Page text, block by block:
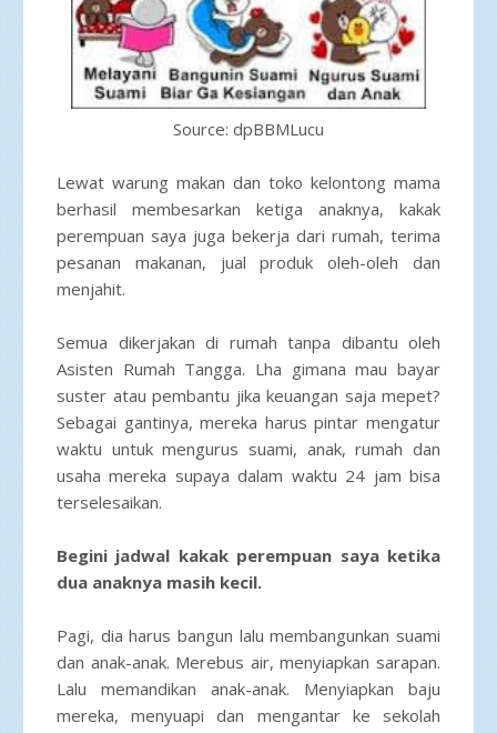
Source: dpBBMLucu
Lewat warung makan dan toko kelontong mama
berhasil membesarkan ketiga anaknya, kakak
perempuan saya juga bekerja dari rumah, terima
pesanan makanan, jual produk oleh-oleh dan
menjahit.
Semua dikerjakan di rumah tanpa dibantu oleh
Asisten Rumah Tangga. Lha gimana mau bayar
suster atau pembantu jika keuangan saja mepet?
Sebagai gantinya, mereka harus pintar mengatur
waktu untuk mengurus suami, anak, rumah dan
usaha mereka supaya dalam waktu 24 jam bisa
terselesaikan.
Begini jadwal kakak perempuan saya ketika
dua anaknya masih kecil.
Pagi, dia harus bangun lalu membangunkan suami
dan anak-anak. Merebus air, menyiapkan sarapan.
Lalu memandikan anak-anak. Menyiapkan baju
mereka, menyuapi dan mengantar ke sekolah